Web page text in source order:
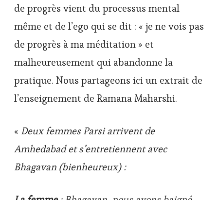
de progrès vient du processus mental
même et de l’ego qui se dit : « je ne vois pas
de progrès à ma méditation » et
malheureusement qui abandonne la
pratique. Nous partageons ici un extrait de
l’enseignement de Ramana Maharshi.
« Deux femmes Parsi arrivent de
Amhedabad et s’entretiennent avec
Bhagavan (bienheureux) :